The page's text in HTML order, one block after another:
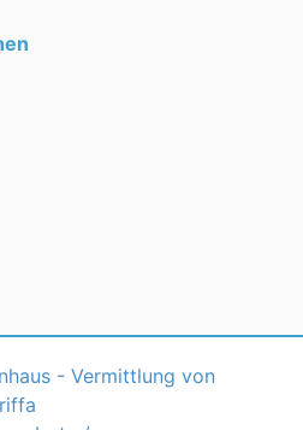
- Vermittlung von